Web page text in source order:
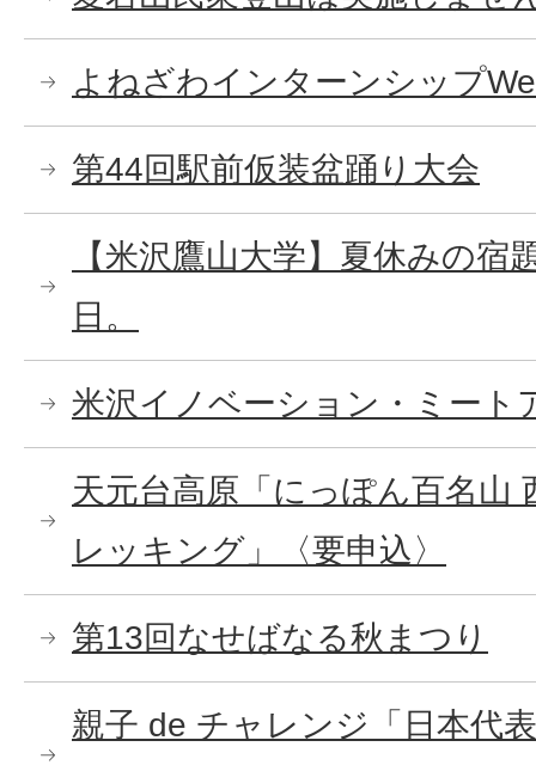
よねざわインターンシップ
第44回駅前仮装盆踊り大会
【米沢鷹山大学】夏休みの宿
日。
米沢イノベーション・ミート
天元台高原「にっぽん百名山
レッキング」〈要申込〉
第13回なせばなる秋まつり
親子 de チャレンジ「日本代